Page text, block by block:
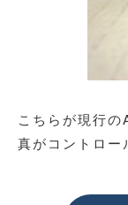
こちらが現行
真がコントロー